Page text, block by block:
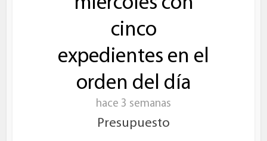
cinco
expedientes en el
orden del día
hace 3 semanas
Presupuesto